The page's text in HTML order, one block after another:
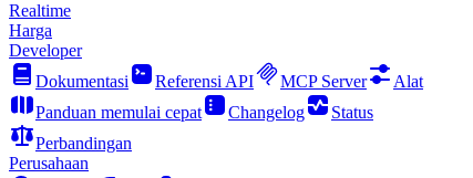
Realtime
Harga
Developer
Dokumentasi
Referensi API MCP Server
Alat
Panduan memulai cepat
Changelog
Status
Perbandingan
Perusahaan